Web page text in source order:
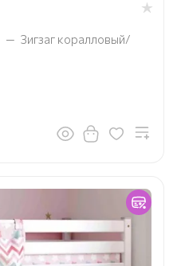
— Зигзаг коралловый/